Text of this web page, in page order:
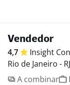
Vendedor
4,7 Insight
Rio de Janeiro - RJ
A combinar